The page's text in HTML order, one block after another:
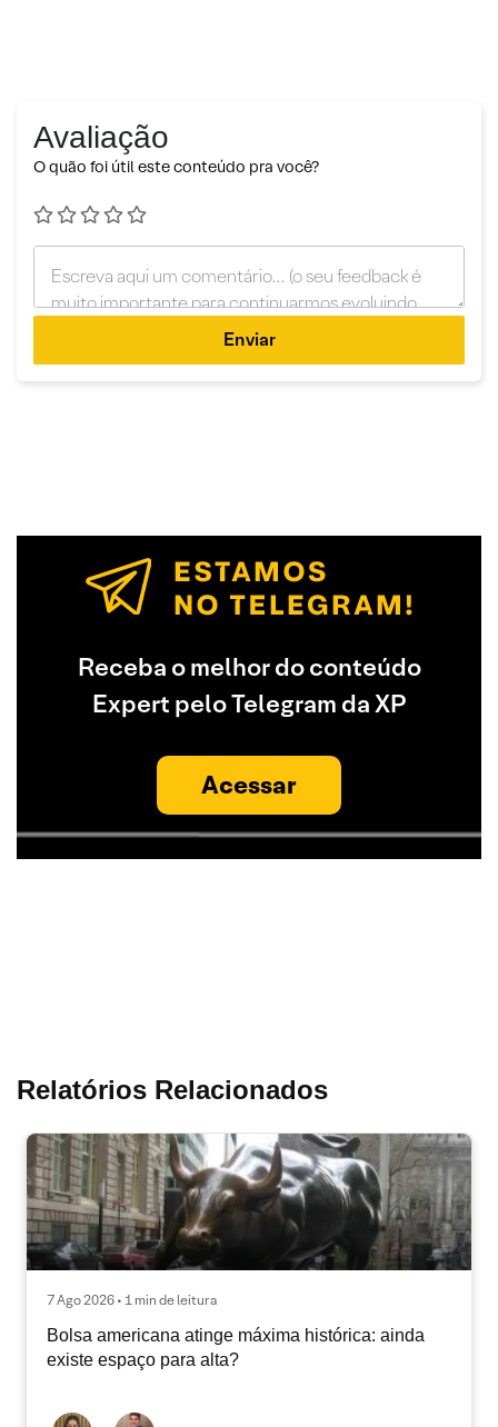
Avaliação
O quão foi útil este conteúdo pra você?
Enviar
Receba o melhor do conteúdo
Expert pelo Telegram da XP
Acessar
Relatórios Relacionados
7 Ago 2026 • 1 min de leitura
Bolsa americana atinge máxima histórica: ainda
existe espaço para alta?